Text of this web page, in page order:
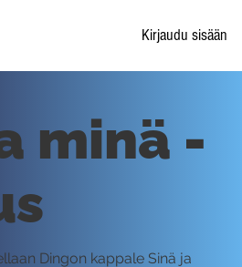
Kirjaudu sisään
minä -
Dingon kappale Sinä ja